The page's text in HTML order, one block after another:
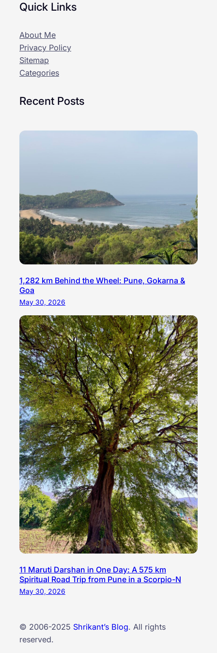
Quick Links
About Me
Privacy Policy
Sitemap
Categories
Recent Posts
1,282 km Behind the Wheel: Pune, Gokarna &
Goa
May 30, 2026
11 Maruti Darshan in One Day: A 575 km
Spiritual Road Trip from Pune in a Scorpio-N
May 30, 2026
© 2006-2025 Shrikant’s Blog. All rights
reserved.